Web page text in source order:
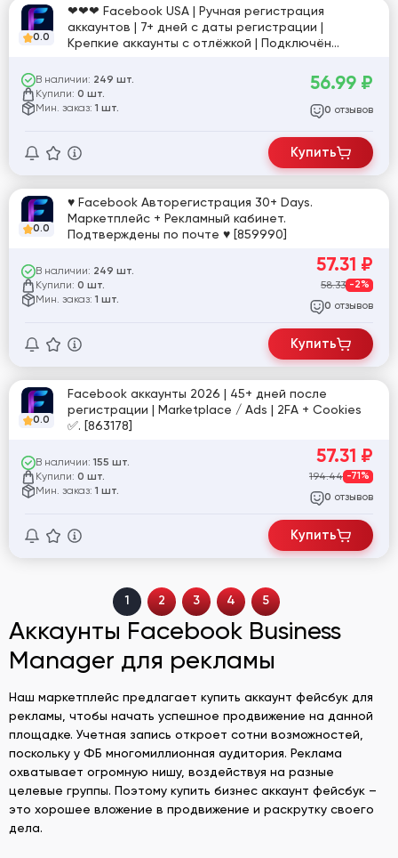
0.0
❤❤❤ Facebook USA | Ручная регистрация
аккаунтов | 7+ дней с даты регистрации |
Крепкие аккаунты с отлёжкой | Подключён
Cookie ❤❤❤ [865020]
В наличии: 249 шт.
Купили: 0 шт.
Мин. заказ: 1 шт.
56.99 ₽
0 отзывов
Купить
0.0
♥ Facebook Авторегистрация 30+ Days.
Маркетплейс + Рекламный кабинет.
Подтверждены по почте ♥ [859990]
В наличии: 249 шт.
Купили: 0 шт.
Мин. заказ: 1 шт.
57.31 ₽
58.33 -2%
0 отзывов
Купить
0.0
Facebook аккаунты 2026 | 45+ дней после
регистрации | Marketplace / Ads | 2FA + Cookies
✅. [863178]
В наличии: 155 шт.
Купили: 0 шт.
Мин. заказ: 1 шт.
57.31 ₽
194.44 -71%
0 отзывов
Купить
1 2 3 4 5
Аккаунты Facebook Business
Manager для рекламы
Наш маркетплейс предлагает купить аккаунт фейсбук для
рекламы, чтобы начать успешное продвижение на данной
площадке. Учетная запись откроет сотни возможностей,
поскольку у ФБ многомиллионная аудитория. Реклама
охватывает огромную нишу, воздействуя на разные
целевые группы. Поэтому купить бизнес аккаунт фейсбук –
это хорошее вложение в продвижение и раскрутку своего
дела.